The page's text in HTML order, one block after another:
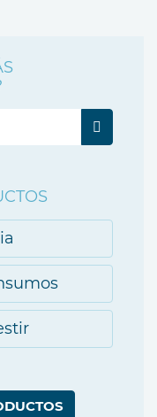
Type 2 or
more